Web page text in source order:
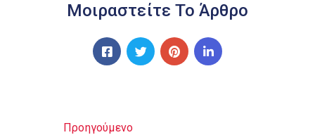
Μοιραστείτε Το Άρθρο
Προηγούμενο